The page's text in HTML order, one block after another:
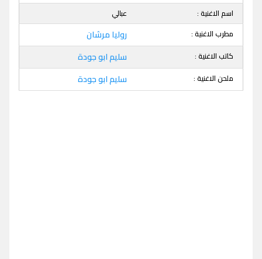
اسم الاغنية :
عبالي
مطرب الاغنية :
روليا مرشان
كاتب الاغنية : سليم ابو جودة
ملحن الاغنية : سليم ابو جودة